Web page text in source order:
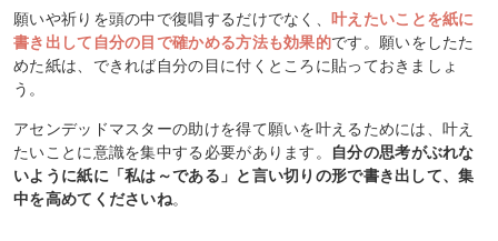
願いや祈りを頭の中で復唱するだけでなく、叶えたいことを紙に
書き出して自分の目で確かめる方法も効果的です。願いをしたた
めた紙は、できれば自分の目に付くところに貼っておきましょ
う。
アセンデッドマスターの助けを得て願いを叶えるためには、叶え
たいことに意識を集中する必要があります。
自分の思考がぶれな
いように紙に「私は～である」と言い切りの形で書き出して、集
中を高めてくださいね。